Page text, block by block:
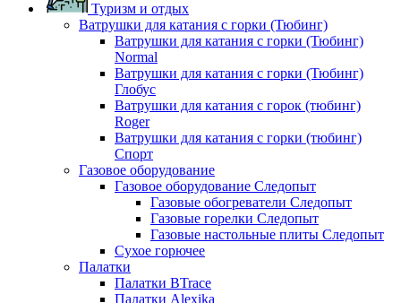
Туризм и отдых
Ватрушки для катания с горки (Тюбинг)
Ватрушки для катания с горки (Тюбинг)
Normal
Ватрушки для катания с горки (Тюбинг)
Глобус
Ватрушки для катания с горок (тюбинг)
Roger
Ватрушки для катания с горки (тюбинг)
Спорт
Газовое оборудование
Газовое оборудование Следопыт
Газовые обогреватели Следопыт
Газовые горелки Следопыт
Газовые настольные плиты Следопыт
Сухое горючее
Палатки
Палатки BTrace
Палатки Alexika